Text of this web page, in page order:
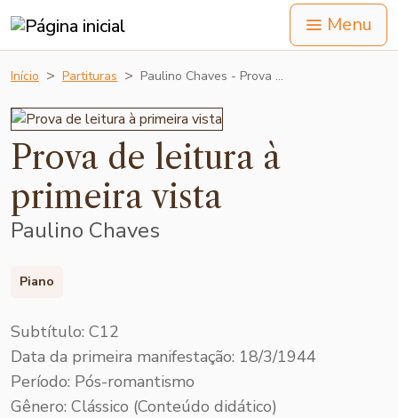
Menu
Início Partituras Paulino Chaves - Prova …
Prova de leitura à
primeira vista
Paulino Chaves
Piano
Subtítulo: C12
Data da primeira manifestação: 18/3/1944
Período: Pós-romantismo
Gênero: Clássico (Conteúdo didático)